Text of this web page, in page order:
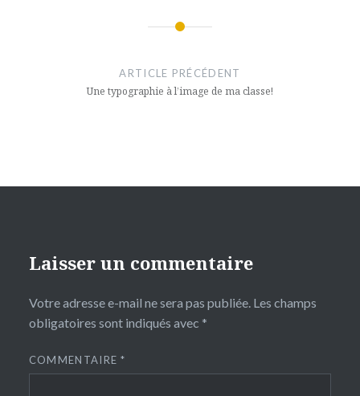
ARTICLE PRÉCÉDENT
Une typographie à l’image de ma classe!
Laisser un commentaire
Votre adresse e-mail ne sera pas publiée. Les champs
obligatoires sont indiqués avec *
COMMENTAIRE*